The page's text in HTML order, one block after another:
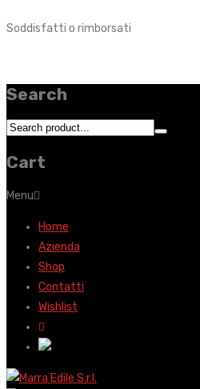
Soddisfatti o rimborsati
Search
Cart
Menu
Home
Azienda
Shop
Contatti
Wishlist